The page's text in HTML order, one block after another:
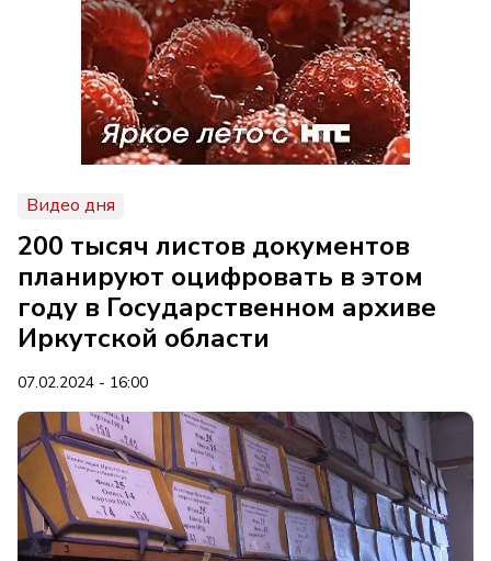
Видео дня
200 тысяч листов документов
планируют оцифровать в этом
году в Государственном архиве
Иркутской области
07.02.2024 - 16:00